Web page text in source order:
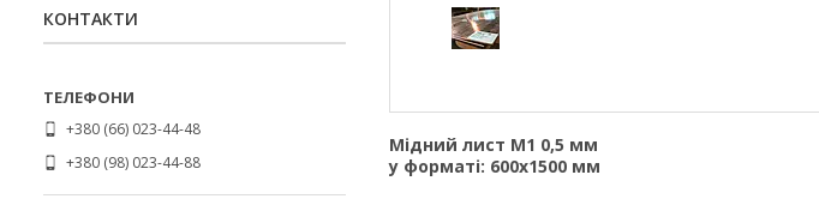
Мідний лист М1 0,5 мм
у форматі: 600х1500 мм
КОНТАКТИ
+380 (66) 023-44-48
+380 (98) 023-44-88